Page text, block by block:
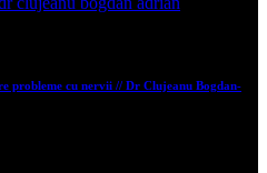
probleme cu nervii // Dr Clujeanu Bogdan-